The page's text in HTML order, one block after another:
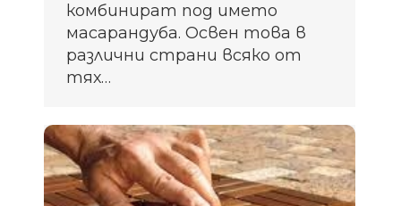
комбинират под името
масарандуба. Освен това в
различни страни всяко от
тях…